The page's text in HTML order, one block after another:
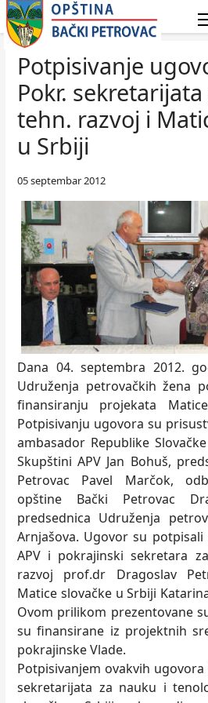
Potpisivanje
Pokr.
tehn. razvoj i
u Srbiji
05 septembar 2012
Dana 04. septembra 2012.
Udruženja petrovačkih žena
finansiranju projekata
Potpisivanju ugovora su
ambasador Republike
Skupštini APV Jan Bohuš,
Petrovac Pavel Marčok,
opštine Bački Petrovac
predsednica Udruženja
Arnjašova. Ugovor su
APV i pokrajinski sekretara
razvoj prof.dr Dragoslav
Matice slovačke u Srbiji
Ovom prilikom prezentovane
su finansirane iz projektnih
pokrajinske Vlade.
Potpisivanjem ovakvih
sekretarijata za nauku i